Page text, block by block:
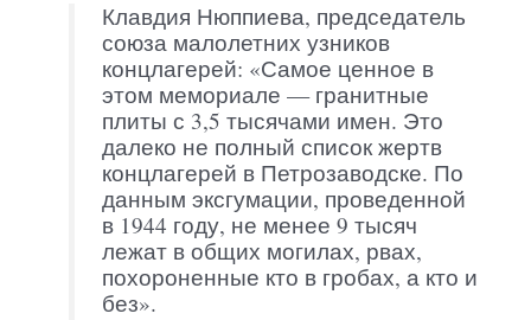
Клавдия Нюппиева, председатель
союза малолетних узников
концлагерей: «Самое ценное в
этом мемориале — гранитные
плиты с 3,5 тысячами имен. Это
далеко не полный список жертв
концлагерей в Петрозаводске. По
данным эксгумации, проведенной
в 1944 году, не менее 9 тысяч
лежат в общих могилах, рвах,
похороненные кто в гробах, а кто и
без».